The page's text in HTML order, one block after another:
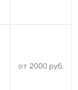
от 2000 руб.